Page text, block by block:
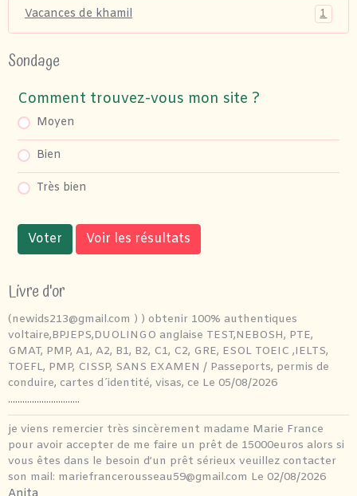
Vacances de khamil 1
Sondage
Comment trouvez-vous mon site ?
Moyen
Bien
Très bien
Voter Voir les résultats
Livre d'or
(newids213@gmail.com ) ) obtenir 100% authentiques
voltaire,BPJEPS,DUOLINGO anglaise TEST,NEBOSH, PTE,
GMAT, PMP, A1, A2, B1, B2, C1, C2, GRE, ESOL TOEIC ,IELTS,
TOEFL, PMP, CISSP, SANS EXAMEN / Passeports, permis de
conduire, cartes d´identité, visas, ce Le 05/08/2026
..............................
je viens remercier très sincèrement madame Marie France
pour avoir accepter de me faire un prêt de 15000euros alors si
vous êtes dans le besoin d’un prêt sérieux veuillez contacter
son mail: mariefrancerousseau59@gmail.com Le 02/08/2026